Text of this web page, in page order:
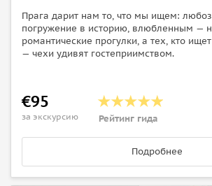
Прага дарит нам то, что мы ищем:
погружение в историю, влюбленным —
романтические прогулки, а тех, кто
— чехи удивят гостеприимством.
€95
за экскурсию Рейтинг гида
Подробнее